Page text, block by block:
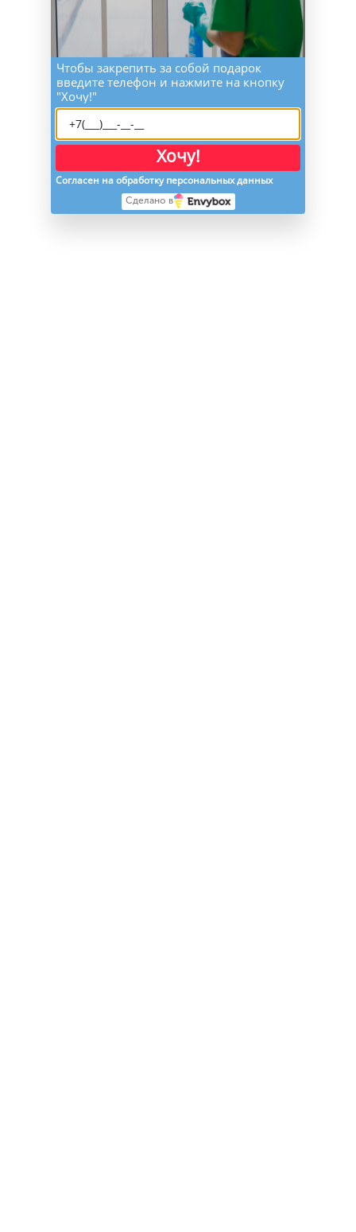
Чтобы закрепить за собой подарок
введите телефон и нажмите на кнопку
"Хочу!"
Хочу!
Согласен на обработку персональных данных
Сделано в